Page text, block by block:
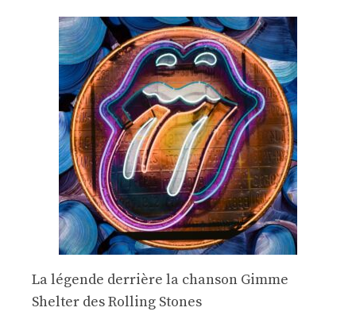
La légende derrière la chanson Gimme
Shelter des Rolling Stones